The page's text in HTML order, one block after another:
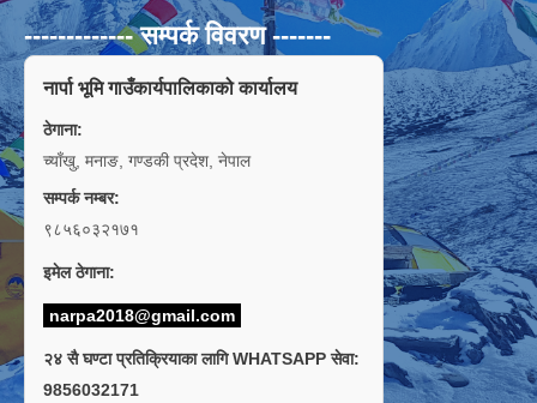
------------- सम्पर्क विवरण -------
नार्पा भूमि गाउँकार्यपालिकाको कार्यालय
ठेगाना:
च्याँखु, मनाङ, गण्डकी प्रदेश, नेपाल
सम्पर्क नम्बर:
९८५६०३२१७१
इमेल ठेगाना:
narpa2018@gmail.com
२४ सै घण्टा प्रतिक्रियाका लागि WHATSAPP सेवा:
9856032171